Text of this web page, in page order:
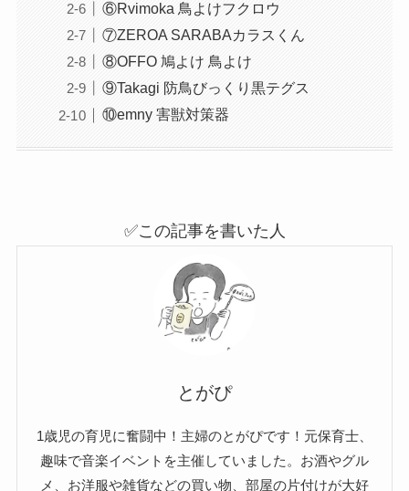
⑥Rvimoka 鳥よけフクロウ
⑦ZEROA SARABAカラスくん
⑧OFFO 鳩よけ 鳥よけ
⑨Takagi 防鳥びっくり黒テグス
⑩emny 害獣対策器
✅この記事を書いた人
とがぴ
1歳児の育児に奮闘中！主婦のとがぴです！元保育士、
趣味で音楽イベントを主催していました。お酒やグル
メ、お洋服や雑貨などの買い物、部屋の片付けが大好